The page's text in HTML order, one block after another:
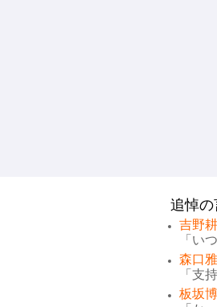
追悼の
吉野
「い
森口
「支
板坂